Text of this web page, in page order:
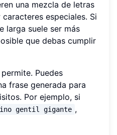
una mezcla de letras
especiales. Si
larga suele ser más
que debas cumplir
Puedes
frase generada para
Por ejemplo, si
gentil gigante ,